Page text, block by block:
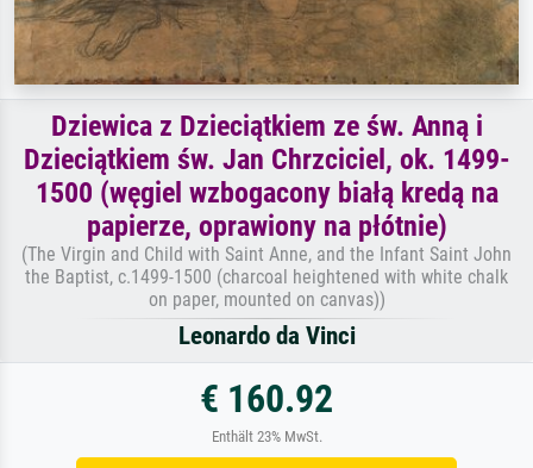
Dziewica z Dzieciątkiem ze św. Anną i
Dzieciątkiem św. Jan Chrzciciel, ok. 1499-
1500 (węgiel wzbogacony białą kredą na
papierze, oprawiony na płótnie)
(The Virgin and Child with Saint Anne, and the Infant Saint John
the Baptist, c.1499-1500 (charcoal heightened with white chalk
on paper, mounted on canvas))
Leonardo da Vinci
€ 160.92
Enthält 23% MwSt.